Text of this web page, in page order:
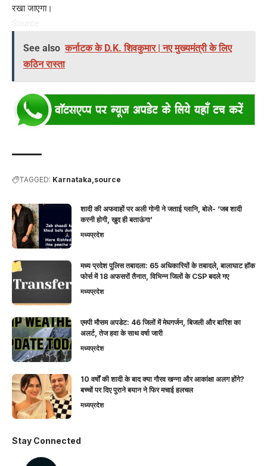
रखा जाएगा।
See also कर्नाटक के D.K. शिवकुमार | नए मुख्यमंत्री के लिए
कठिन रास्ता
TAGGED: Karnataka source
शादी की अफवाहों पर अली गोनी ने जताई ग्लानि, बोले- ‘जब शादी
करनी होगी, खुद ही बताऊंगा’
मध्यप्रदेश
मध्य प्रदेश पुलिस तबादला: 65 अधिकारियों के तबादले, बालाघाट हॉक
फोर्स में 18 अफसरों तैनात, विभिन्न जिलों के CSP बदले गए
मध्यप्रदेश
एमपी मौसम अपडेट: 46 जिलों में मेघगर्जन, बिजली और बारिश का
अलर्ट, तेज हवा के साथ वर्षा जारी
मध्यप्रदेश
10 वर्षों की शादी के बाद क्या गौरव खन्ना और आकांक्षा अलग होंगे?
बच्चों पर दिए पुराने बयान ने फिर मचाई हलचल
मध्यप्रदेश
Stay Connected